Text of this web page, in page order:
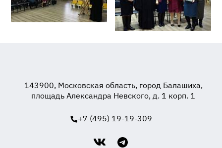
143900, Московская область, город Балашиха,
площадь Александра Невского, д. 1 корп. 1
+7 (495) 19-19-309